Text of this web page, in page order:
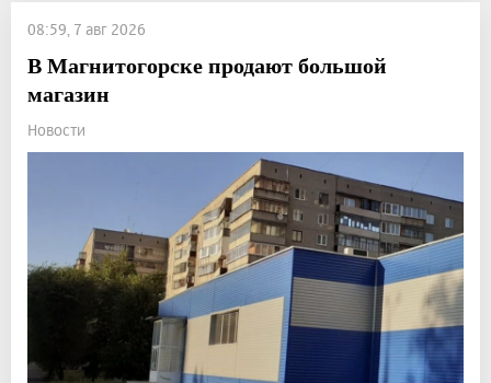
08:59, 7 авг 2026
В Магнитогорске продают большой
магазин
Новости